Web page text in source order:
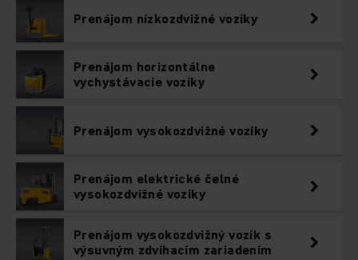
Prenájom nízkozdvižné vozíky
Prenájom horizontálne
vychystávacie vozíky
Prenájom vysokozdvižné vozíky
Prenájom elektrické čelné
vysokozdvižné vozíky
Prenájom vysokozdvižný vozík s
výsuvným zdvíhacím zariadením